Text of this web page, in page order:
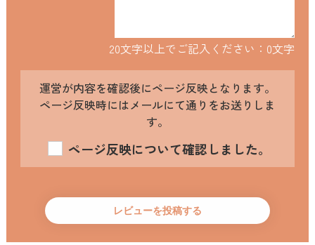
20文字以上でご記入ください： 0文字
運営が内容を確認後にページ反映となります。
ページ反映時にはメールにて通りをお送りしま
す。
ページ反映について確認しました。